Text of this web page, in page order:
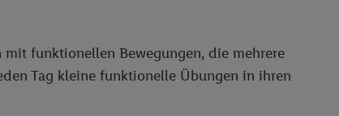
funktionellen Bewegungen, die mehrere
Tag kleine funktionelle Übungen in ihren